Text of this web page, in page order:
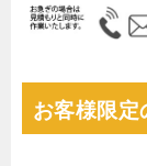
お客様限定